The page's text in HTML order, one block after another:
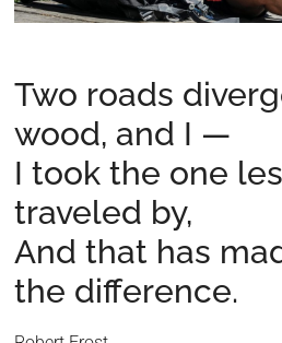
Two roads
wood, and I —
I took the one
traveled by,
And that has
the difference.